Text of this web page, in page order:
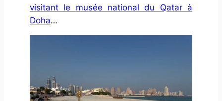
visitant le musée national du Qatar à
Doha…